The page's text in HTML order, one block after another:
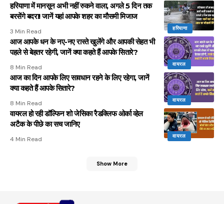
हरियाणा
हरियाणा में मानसून अभी नहीं रुकने वाला, अगले 5 दिन तक
बरसेंगे बदरा! जानें यहां आपके शहर का मौसमी मिजाज
3 Min Read
वायरल
आज आपके धन के नए-नए रास्ते खुलेंगे और आपकी सेहत भी
पहले से बेहतर रहेगी, जानें क्या कहते हैं आपके सितारे?
8 Min Read
वायरल
आज का दिन आपके लिए सावधान रहने के लिए रहेगा, जानें
क्या कहते हैं आपके सितारे?
8 Min Read
वायरल
वायरल हो रही डॉल्फिन शो जेसिका रैडक्लिफ ओर्का व्हेल
अटैक के पीछे का सच जानिए
4 Min Read
Show More